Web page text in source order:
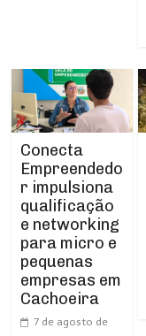
Conecta
Empreendedo
r impulsiona
qualificação
e networking
para micro e
pequenas
empresas em
Cachoeira
7 de agosto de